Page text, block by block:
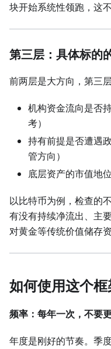
块开始系统性领跑，这
第三层：具体标的
前两层是大方向，第三
机构资金流向是否
考）
持有前提是否遭遇
管方向）
底层资产的市值地
以比特币为例，检查的
有没有持续净流出、主
对黄金等传统价值储存
如何使用这个
频率：每年一次，不要更
年度是刚好的节奏。季